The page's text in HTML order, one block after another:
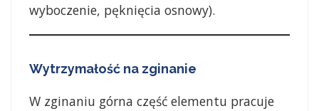
wyboczenie, pęknięcia osnowy).
Wytrzymałość na zginanie
W zginaniu górna część elementu pracuje